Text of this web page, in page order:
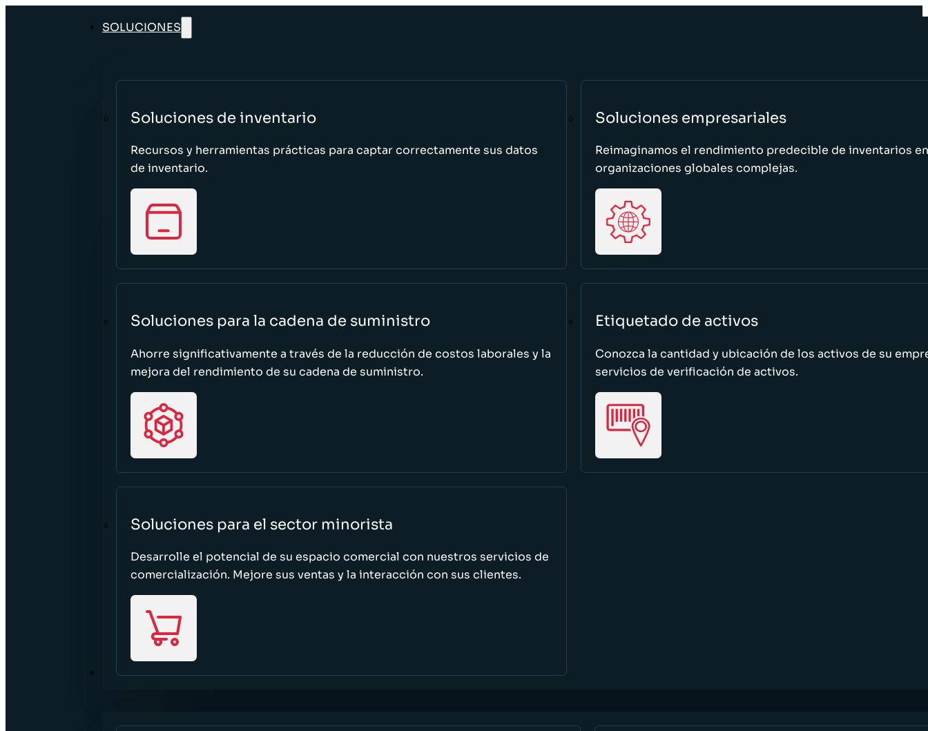
SOLUCIONES
Soluciones de inventario
Recursos y herramientas prácticas para captar correctamente sus datos
de inventario.
Soluciones empresariales
Reimaginamos el rendimiento predecible de inventarios en
organizaciones globales complejas.
Soluciones para la cadena de suministro
Ahorre significativamente a través de la reducción de costos laborales y la
mejora del rendimiento de su cadena de suministro.
Etiquetado de activos
Conozca la cantidad y ubicación de los activos de su
servicios de verificación de activos.
Soluciones para el sector minorista
Desarrolle el potencial de su espacio comercial con nuestros servicios de
comercialización. Mejore sus ventas y la interacción con sus clientes.
SECTORES